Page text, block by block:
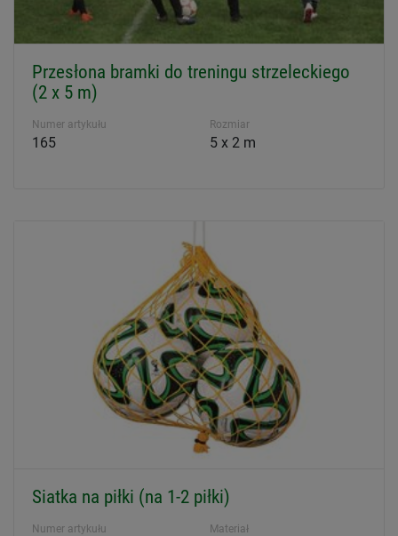
Przesłona bramki do treningu strzeleckiego
(2 x 5 m)
Numer artykułu
165
Rozmiar
5 x 2 m
Siatka na piłki (na 1-2 piłki)
Numer artykułu Materiał